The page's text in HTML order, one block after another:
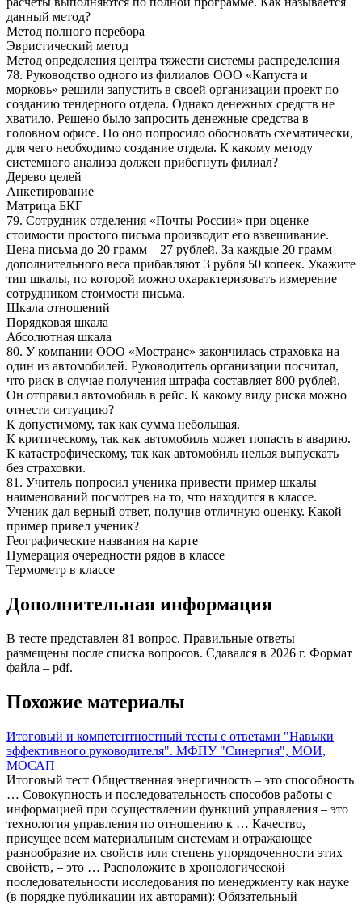
данный метод?
Метод полного перебора
Эвристический метод
Метод определения центра тяжести системы распределения
78. Руководство одного из филиалов ООО «Капуста и
морковь» решили запустить в своей организации проект по
созданию тендерного отдела. Однако денежных средств не
хватило. Решено было запросить денежные средства в
головном офисе. Но оно попросило обосновать схематически,
для чего необходимо создание отдела. К какому методу
системного анализа должен прибегнуть филиал?
Дерево целей
Анкетирование
Матрица БКГ
79. Сотрудник отделения «Почты России» при оценке
стоимости простого письма производит его взвешивание.
Цена письма до 20 грамм – 27 рублей. За каждые 20 грамм
дополнительного веса прибавляют 3 рубля 50 копеек. Укажите
тип шкалы, по которой можно охарактеризовать измерение
сотрудником стоимости письма.
Шкала отношений
Порядковая шкала
Абсолютная шкала
80. У компании ООО «Мостранс» закончилась страховка на
один из автомобилей. Руководитель организации посчитал,
что риск в случае получения штрафа составляет 800 рублей.
Он отправил автомобиль в рейс. К какому виду риска можно
отнести ситуацию?
К допустимому, так как сумма небольшая.
К критическому, так как автомобиль может попасть в аварию.
К катастрофическому, так как автомобиль нельзя выпускать
без страховки.
81. Учитель попросил ученика привести пример шкалы
наименований посмотрев на то, что находится в классе.
Ученик дал верный ответ, получив отличную оценку. Какой
пример привел ученик?
Географические названия на карте
Нумерация очередности рядов в классе
Термометр в классе
Дополнительная информация
В тесте представлен 81 вопрос. Правильные ответы
размещены после списка вопросов. Сдавался в 2026 г. Формат
файла – pdf.
Похожие материалы
Итоговый и компетентностный тесты с ответами "Навыки
эффективного руководителя". МФПУ "Синергия", МОИ,
МОСАП
Итоговый тест Общественная энергичность – это способность
… Совокупность и последовательность способов работы с
информацией при осуществлении функций управления – это
технология управления по отношению к … Качество,
присущее всем материальным системам и отражающее
разнообразие их свойств или степень упорядоченности этих
свойств, – это … Расположите в хронологической
последовательности исследования по менеджменту как науке
(в порядке публикации их авторами): Обязательный